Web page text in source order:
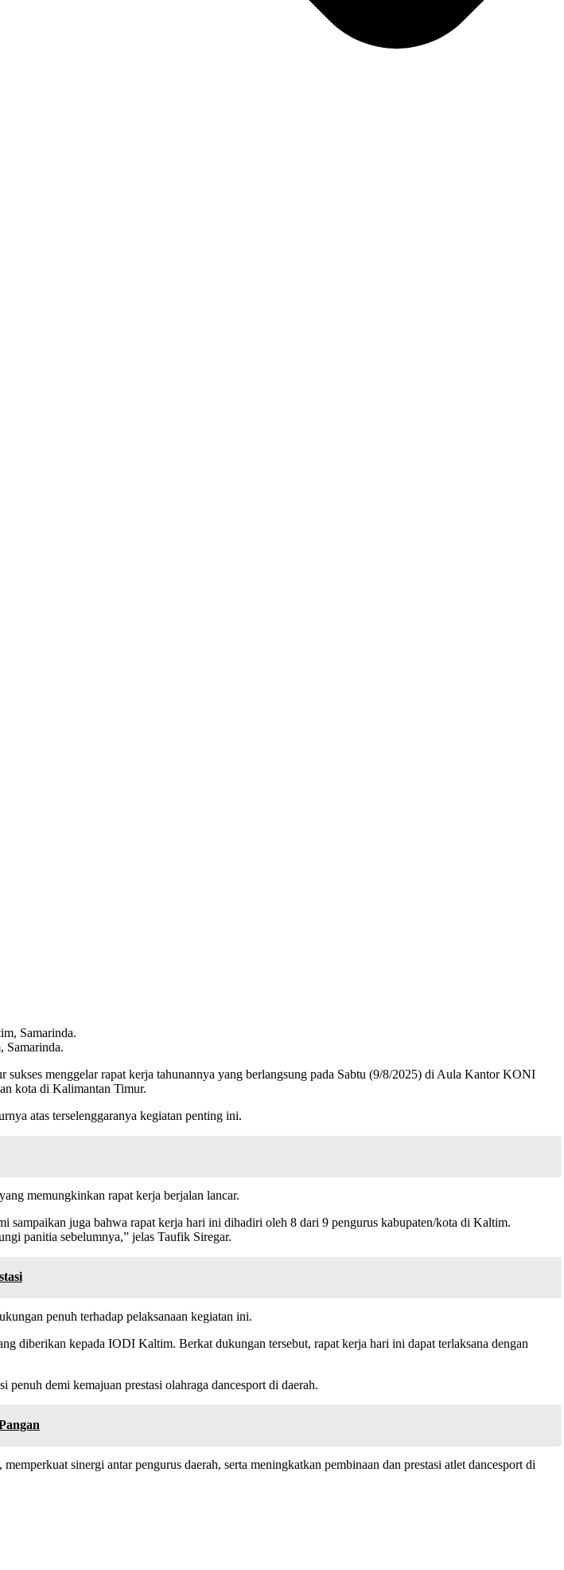
Samarinda.
menggelar rapat kerja tahunannya yang berlangsung pada Sabtu (9/8/2025) di Aula Kantor KONI
kota di Kalimantan Timur.
atas terselenggaranya kegiatan penting ini.
memungkinkan rapat kerja berjalan lancar.
juga bahwa rapat kerja hari ini dihadiri oleh 8 dari 9 pengurus kabupaten/kota di Kaltim.
panitia sebelumnya,” jelas Taufik Siregar.
penuh terhadap pelaksanaan kegiatan ini.
diberikan kepada IODI Kaltim. Berkat dukungan tersebut, rapat kerja hari ini dapat terlaksana dengan
demi kemajuan prestasi olahraga dancesport di daerah.
sinergi antar pengurus daerah, serta meningkatkan pembinaan dan prestasi atlet dancesport di